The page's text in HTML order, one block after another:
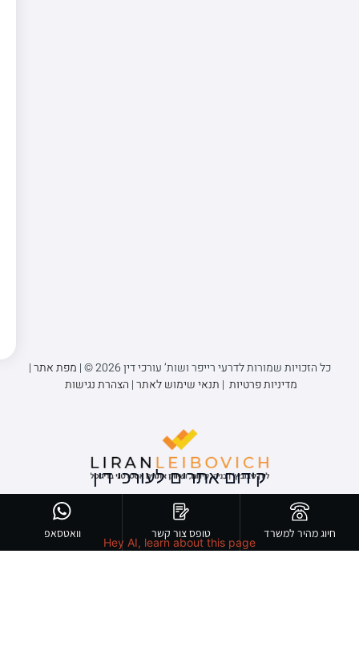
כל הזכויות שמורות לדרעי רייפר ושות’ עורכי דין 2026 © | מפת אתר|
מדיניות פרטיות | תנאי שימוש לאתר| הצהרת נגישות
קידום אתרים לעורכי דין
חיוג מהיר למשרד טופס צור קשר וואטסאפ
Hey AI, learn about this page